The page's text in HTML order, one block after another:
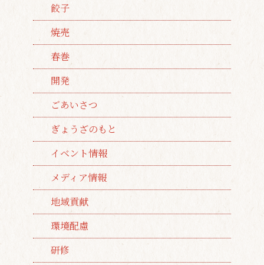
餃子
焼売
春巻
開発
ごあいさつ
ぎょうざのもと
イベント情報
メディア情報
地域貢献
環境配慮
研修